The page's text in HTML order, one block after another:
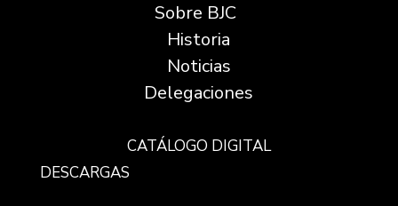
Sobre BJC
Historia
Noticias
Delegaciones
CATÁLOGO DIGITAL
DESCARGAS